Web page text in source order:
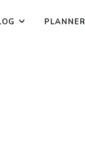
PLANNER